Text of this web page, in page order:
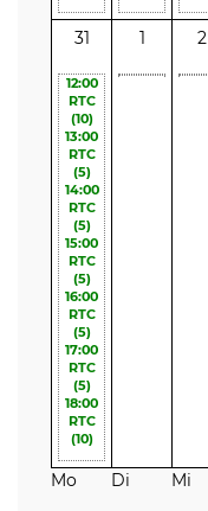
31
12:00
RTC
(10)
13:00
RTC
(5)
14:00
RTC
(5)
15:00
RTC
(5)
16:00
RTC
(5)
17:00
RTC
(5)
18:00
RTC
(10)
1 2
Mo Di Mi